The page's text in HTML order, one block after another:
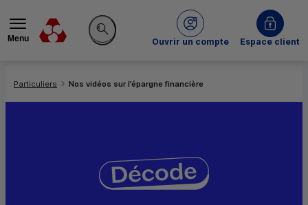
Menu
Rechercher sur le site
Ouvrir un compte
du Crédit MutuelEspace client
Particuliers Nos vidéos sur l’épargne financière